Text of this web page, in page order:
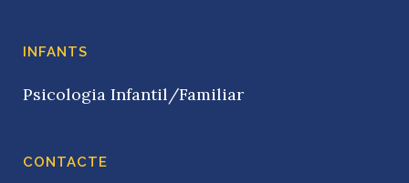
INFANTS
Psicologia Infantil/Familiar
CONTACTE